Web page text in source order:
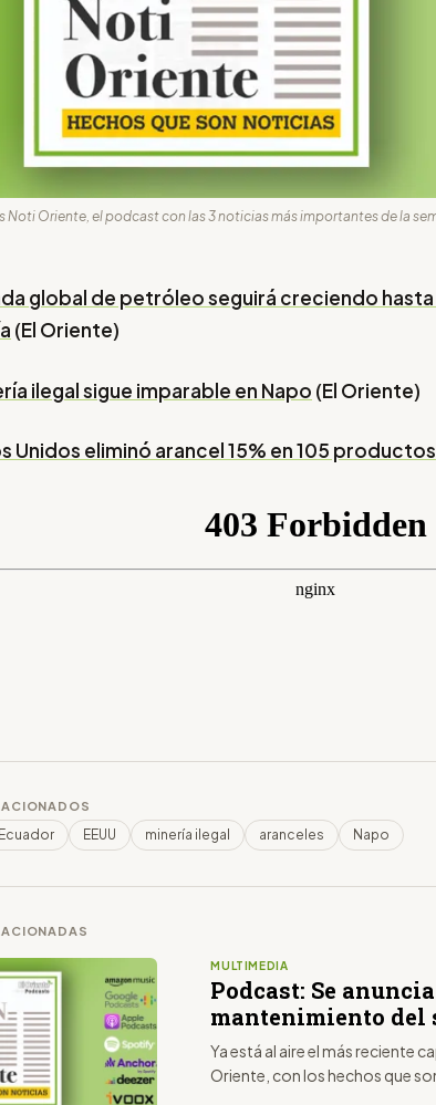
Noti Oriente, el podcast con las 3 noticias más importantes de la
global de petróleo seguirá creciendo
(El Oriente)
ilegal sigue imparable en Napo (El Oriente)
Unidos eliminó arancel 15% en 105 productos
EEUU minería ilegal aranceles Napo
MULTIMEDIA
Podcast: Se
mantenimiento del
Ya está al aire el más reciente
Oriente, con los hechos que